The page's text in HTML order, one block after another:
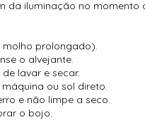
da iluminação no momento
molho prolongado).
o alvejante.
lavar e secar.
ou sol direto.
e não limpe a seco.
o bojo.